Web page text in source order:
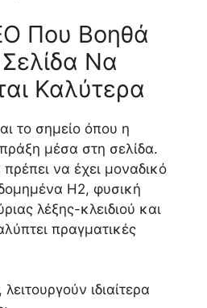
Που Βοηθά
Να
Καλύτερα
το σημείο όπου η
πράξη μέσα στη σελίδα.
να έχει μοναδικό
H2, φυσική
λέξης-κλειδιού και
πραγματικές
ιδιαίτερα